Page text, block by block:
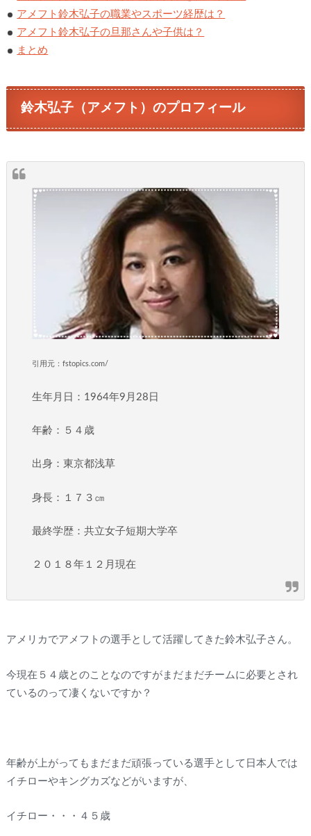
アメフト鈴木弘子の職業やスポーツ経歴は？
アメフト鈴木弘子の旦那さんや子供は？
まとめ
鈴木弘子（アメフト）のプロフィール
引用元：fstopics.com/
生年月日：1964年9月28日
年齢：５４歳
出身：東京都浅草
身長：１７３㎝
最終学歴：共立女子短期大学卒
２０１８年１２月現在
アメリカでアメフトの選手として活躍してきた鈴木弘子さん。
今現在５４歳とのことなのですがまだまだチームに必要とされ
ているのって凄くないですか？
年齢が上がってもまだまだ頑張っている選手として日本人では
イチローやキングカズなどがいますが、
イチロー・・・４５歳